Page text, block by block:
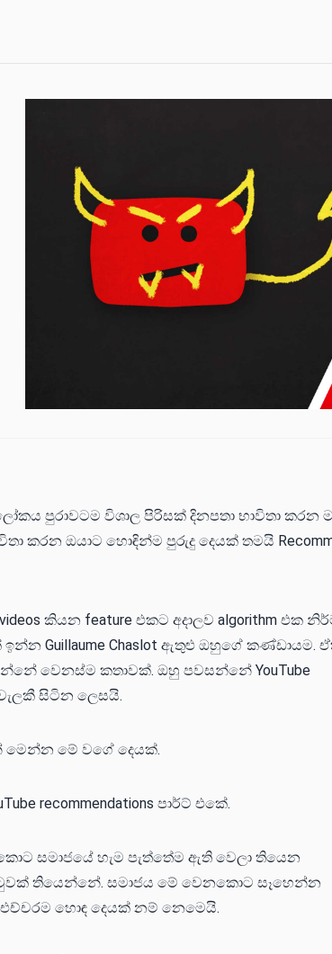
පුරාවටම විශාල පිරිසක් දිනපතා භාවිතා කරන
කරන ඔයාට හොඳින්ම පුරුදු දෙයක් තමයි
videos කියන feature එකට අදාලව algorithm එක
Guillaume Chaslot ඇතුළු ඔහුගේ කණ්ඩායම.
වෙනස්ම කතාවක්. ඔහු පවසන්නේ YouTube
වැලකී සිටින ලෙසයි.
මෙන්න මේ වගේ දෙයක්.
recommendations පාර්ට් එකේ.
සමාජයේ හැම පැත්තේම ඇති වෙලා තියෙන
තියෙන්නේ. සමාජය මේ වෙනකොට සෑහෙන්න
හොඳ දෙයක් නම් නෙමෙයි.